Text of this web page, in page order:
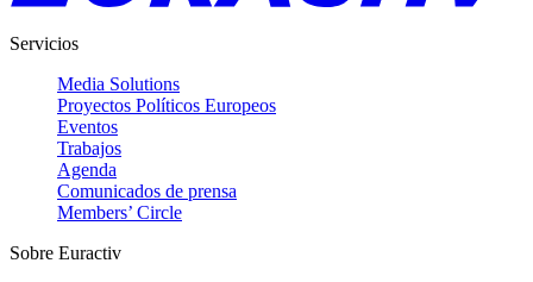
Servicios
Media Solutions
Proyectos Políticos Europeos
Eventos
Trabajos
Agenda
Comunicados de prensa
Members’ Circle
Sobre Euractiv